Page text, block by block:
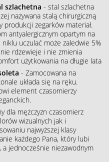
szlachetna - stal szlachetna
nazywana stalą chirurgiczną
produkcji zegarków materiał.
antyalergicznym opartym na
uczulać może zaledwie 5%
rdzewieje i nie zmienia
użytkowania na długie lata
- Zamocowana na
układa się na ręku.
element czasomierzy
dla mężczyzn czasomierz
wizualnych jak i
najwyższej klasy
każdego Pana, który lubi
jednocześnie niezawodnym